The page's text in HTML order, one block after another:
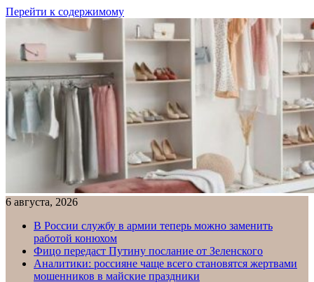
Перейти к содержимому
6 августа, 2026
В России службу в армии теперь можно заменить
работой конюхом
Фицо передаст Путину послание от Зеленского
Аналитики: россияне чаще всего становятся жертвами
мошенников в майские праздники